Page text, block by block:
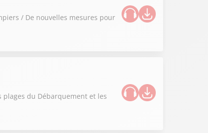
/ De nouvelles mesures pour
du Débarquement et les